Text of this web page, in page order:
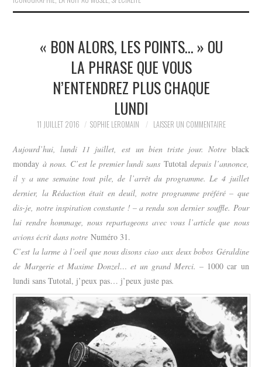
« BON ALORS, LES POINTS… » OU
LA PHRASE QUE VOUS
N’ENTENDREZ PLUS CHAQUE
LUNDI
11 JUILLET 2016 SOPHIE LEROMAIN LAISSER UN COMMENTAIRE
Aujourd’hui, lundi 11 juillet, est un bien triste jour. Notre black
mondayà nous. C’est le premier lundi sans Tutotal depuis l’annonce,
il y a une semaine tout pile, de l’arrêt du programme. Le 4 juillet
dernier, la Rédaction était en deuil, notre programme préféré – que
dis-je, notre inspiration constante ! – a rendu son derniersouffle. Pour
lui rendre hommage, nous repartageons avec vous l’article que nous
avions écrit dans notreNuméro 31.
C’est la larme à l’oeil que nous disons ciao aux deux bobos Géraldine
de Margerie et Maxime Donzel… et un grand Merci. – 1000 car un
lundi sans Tutotal, j’peux pas… j’peux juste pas.